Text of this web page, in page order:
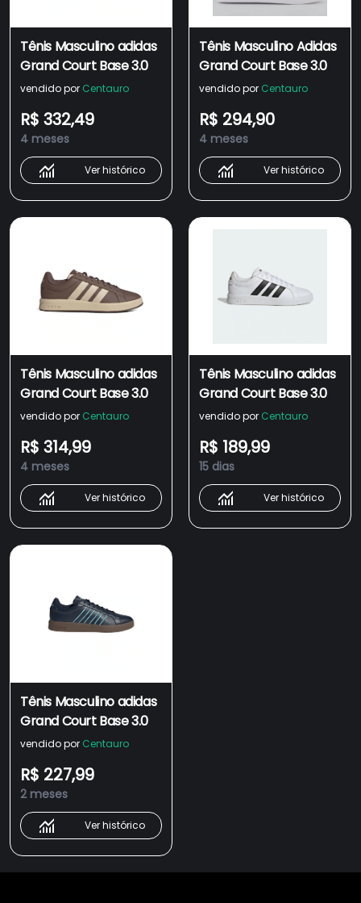
Tênis Masculino adidas
Grand Court Base 3.0
vendido por Centauro
R$ 332,49
4 meses
Ver histórico
Tênis Masculino Adidas
Grand Court Base 3.0
vendido por Centauro
R$ 294,90
4 meses
Ver histórico
Tênis Masculino adidas
Grand Court Base 3.0
vendido por Centauro
R$ 314,99
4 meses
Ver histórico
Tênis Masculino adidas
Grand Court Base 3.0
vendido por Centauro
R$ 189,99
15 dias
Ver histórico
Tênis Masculino adidas
Grand Court Base 3.0
vendido por Centauro
R$ 227,99
2 meses
Ver histórico